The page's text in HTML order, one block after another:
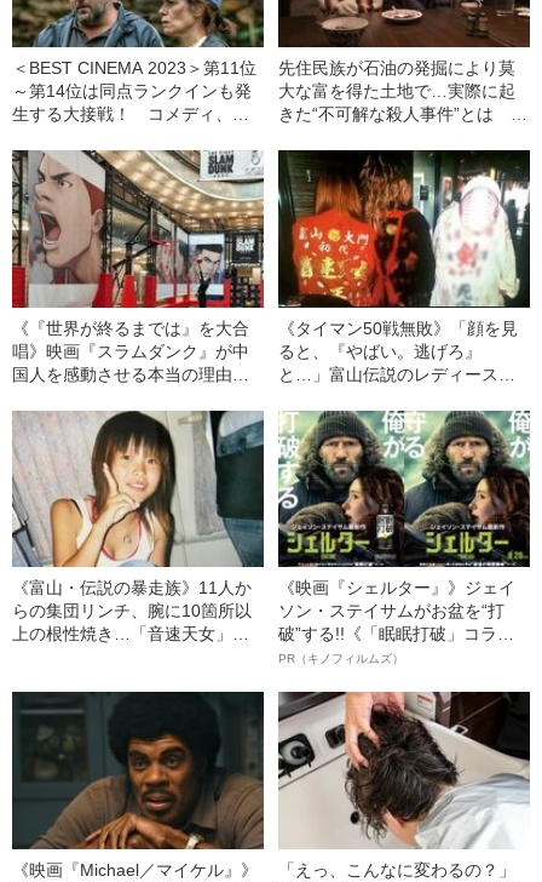
＜BEST CINEMA 2023＞第11位
～第14位は同点ランクインも発
生する大接戦！ コメディ、ホ
先住民族が石油の発掘により莫
大な富を得た土地で…実際に起
きた“不可解な殺人事件”とは
ームーン」を採点！
《『世界が終るまでは』を大合
唱》映画『スラムダンク』が中
国人を感動させる本当の理由
《タイマン50戦無敗》「顔を見
ると、『やばい。逃げろ』
と…」富山伝説のレディース初
ー制圧と朝までのバイク暴走
《富山・伝説の暴走族》11人か
らの集団リンチ、腕に10箇所以
上の根性焼き…「音速天女」初
《映画『シェルター』》ジェイ
ソン・ステイサムがお盆を“打
破”する!!《「眠眠打破」コラ
ボ》
PR（キノフィルムズ）
《映画『Michael／マイケル』》
「えっ、こんなに変わるの？」